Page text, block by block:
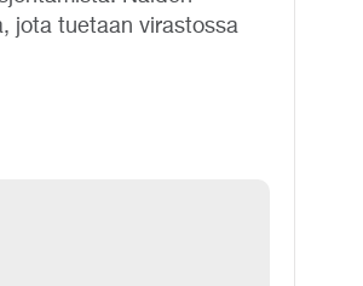
jota tuetaan virastossa